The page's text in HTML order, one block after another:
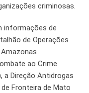
criminosas.
informações de
de Operações
ao Crime
a Direção Antidrogas
de Fronteira de Mato